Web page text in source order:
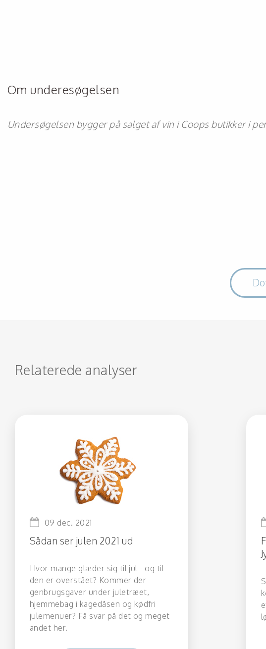
Om underesøgelsen
Undersøgelsen bygger på salget af vin i Coops butikker i
Relaterede analyser
09 dec. 2021
Sådan ser julen 2021 ud
Hvor mange glæder sig til jul - og til
den er overstået? Kommer der
genbrugsgaver under juletræet,
hjemmebag i kagedåsen og kødfri
julemenuer? Få svar på det og meget
andet her.